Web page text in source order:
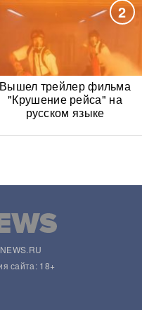
2
Вышел трейлер фильма
"Крушение рейса" на
русском языке
сайта: 18+